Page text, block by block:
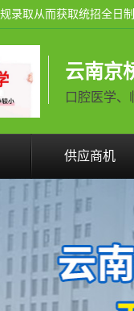
云南京
口腔医学、
供应商机